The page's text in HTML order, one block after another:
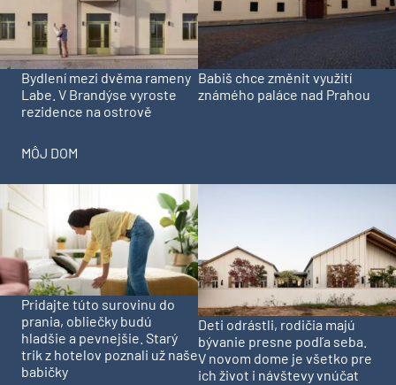
Bydlení mezi dvěma rameny
Labe. V Brandýse vyroste
rezidence na ostrově
Babiš chce změnit využití
známého paláce nad Prahou
MÔJ DOM
Pridajte túto surovinu do
prania, obliečky budú
hladšie a pevnejšie. Starý
trik z hotelov poznali už naše
babičky
Deti odrástli, rodičia majú
bývanie presne podľa seba.
V novom dome je všetko pre
ich život i návštevy vnúčat